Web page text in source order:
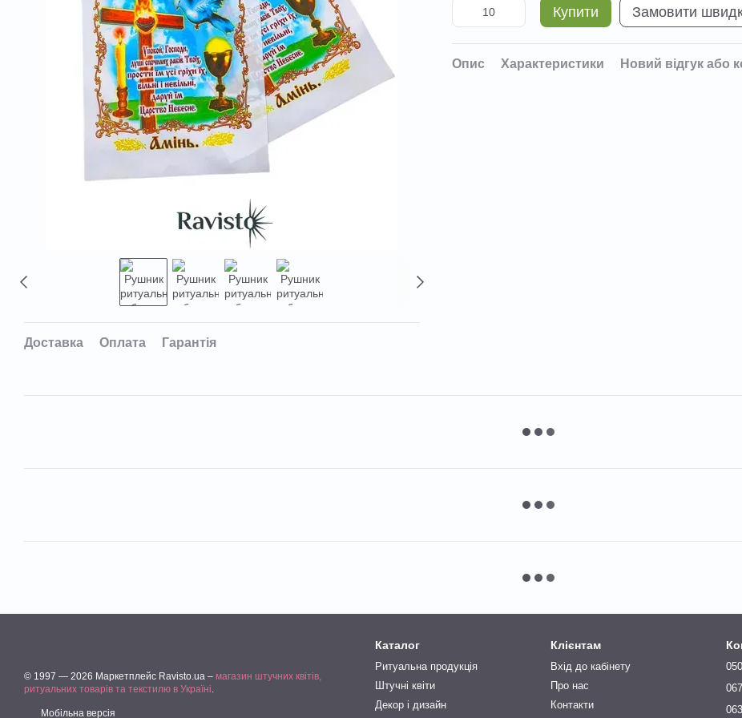
Доставка Оплата Гарантія
Купити Замовити
Опис Характеристики Новий відгук або
© 1997 — 2026 Маркетплейс Ravisto.ua – магазин штучних квітів,
ритуальних товарів та текстилю в Україні.
Мобільна версія
Каталог
Ритуальна продукція
Штучні квіти
Декор і дизайн
Клієнтам
Вхід до кабінету
Про нас
Контакти